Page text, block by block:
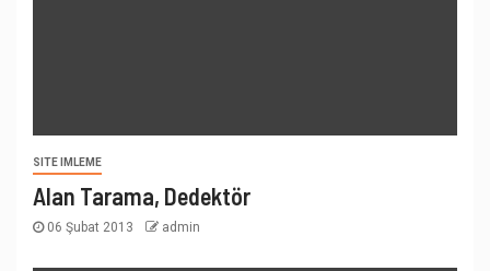
SITE IMLEME
Alan Tarama, Dedektör
06 Şubat 2013 admin